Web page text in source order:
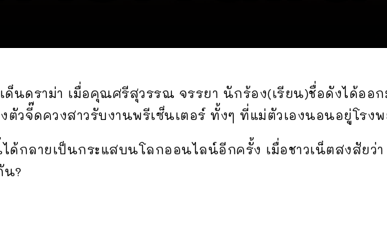
ด็นดราม่า เมื่อคุณศรีสุวรรณ จรรยา นักร้อง(เรียน)ชื่อดังได้ออ
วจี๊ดควงสาวรับงานพรีเซ็นเตอร์ ทั้งๆ ที่แม่ตัวเองนอนอยู่โรงพ
ด้กลายเป็นกระแสบนโลกออนไลน์อีกครั้ง เมื่อชาวเน็ตสงสัย
น?